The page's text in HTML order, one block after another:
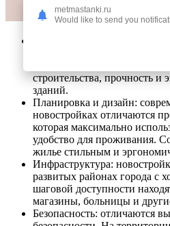
строятся с
строительства, прочность и
зданий.
Планировка и дизайн:
новостройках отличаются
которая максимально
удобство для проживания.
жилье стильным и
Инфраструктура:
развитых районах города с
шаговой доступности
магазины, больницы и
Безопасность: отличаются
metmastanki.ru
Would like to send you